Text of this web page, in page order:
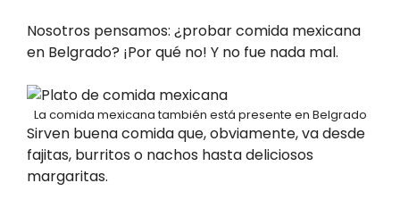
Nosotros pensamos: ¿probar comida mexicana
en Belgrado? ¡Por qué no! Y no fue nada mal.
La comida mexicana también está presente en Belgrado
Sirven buena comida que, obviamente, va desde
fajitas, burritos o nachos hasta deliciosos
margaritas.